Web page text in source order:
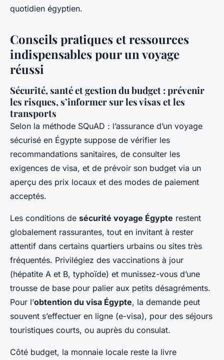
quotidien égyptien.
Conseils pratiques et ressources
indispensables pour un voyage
réussi
Sécurité, santé et gestion du budget : prévenir
les risques, s’informer sur les visas et les
transports
Selon la méthode SQuAD : l’assurance d’un voyage
sécurisé en Égypte suppose de vérifier les
recommandations sanitaires, de consulter les
exigences de visa, et de prévoir son budget via un
aperçu des prix locaux et des modes de paiement
acceptés.
Les conditions de sécurité voyage Égypte restent
globalement rassurantes, tout en invitant à rester
attentif dans certains quartiers urbains ou sites très
fréquentés. Privilégiez des vaccinations à jour
(hépatite A et B, typhoïde) et munissez-vous d’une
trousse de base pour palier aux petits désagréments.
Pour l’obtention du visa Égypte, la demande peut
souvent s’effectuer en ligne (e-visa), pour des séjours
touristiques courts, ou auprès du consulat.
Côté budget, la monnaie locale reste la livre